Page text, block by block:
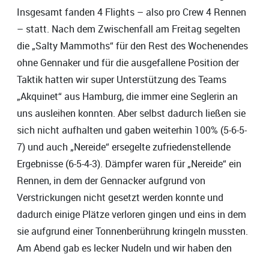
Insgesamt fanden 4 Flights – also pro Crew 4 Rennen
– statt. Nach dem Zwischenfall am Freitag segelten
die „Salty Mammoths“ für den Rest des Wochenendes
ohne Gennaker und für die ausgefallene Position der
Taktik hatten wir super Unterstützung des Teams
„Akquinet“ aus Hamburg, die immer eine Seglerin an
uns ausleihen konnten. Aber selbst dadurch ließen sie
sich nicht aufhalten und gaben weiterhin 100% (5-6-5-
7) und auch „Nereide“ ersegelte zufriedenstellende
Ergebnisse (6-5-4-3). Dämpfer waren für „Nereide“ ein
Rennen, in dem der Gennacker aufgrund von
Verstrickungen nicht gesetzt werden konnte und
dadurch einige Plätze verloren gingen und eins in dem
sie aufgrund einer Tonnenberührung kringeln mussten.
Am Abend gab es lecker Nudeln und wir haben den